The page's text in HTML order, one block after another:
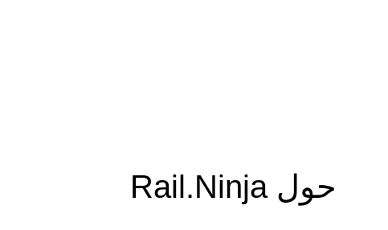
حول Rail.Ninja